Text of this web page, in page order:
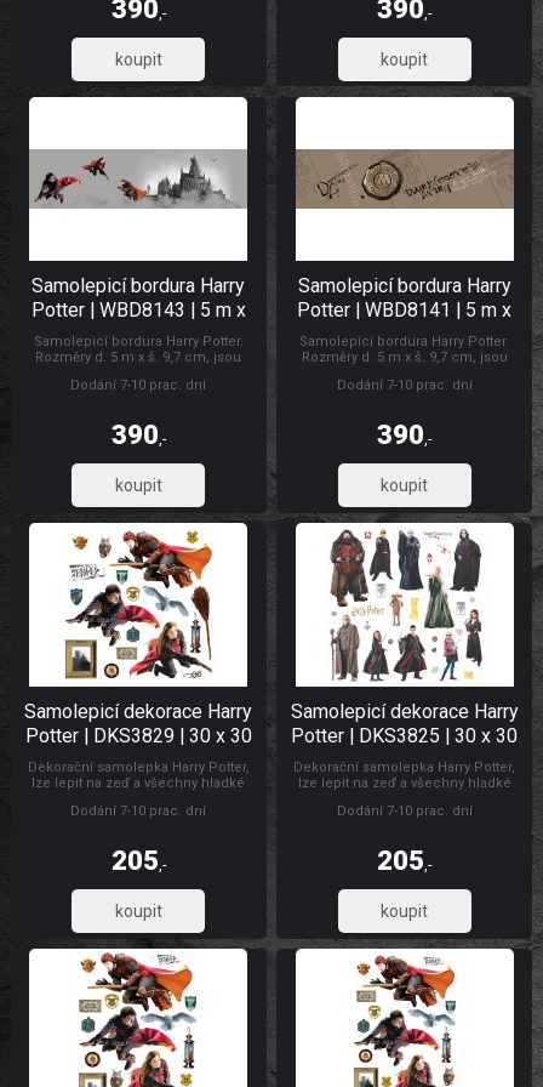
390,-
322,31
390,-
322,31
Samolepicí bordura Harry
Potter | WBD8143 | 5 m x
9,7 cm
Samolepicí bordura Harry Potter.
Rozměry d. 5 m x š. 9,7 cm, jsou
hladkých ploch. Po odstranění
Dodání 7-10 prac. dní
390,-
322,31
Samolepicí bordura Harry
Potter | WBD8141 | 5 m x
9,7 cm
Samolepicí bordura Harry Potter.
Rozměry d. 5 m x š. 9,7 cm, jsou
hladkých ploch. Po odstranění
Dodání 7-10 prac. dní
390,-
322,31
Samolepicí dekorace Harry
Potter | DKS3829 | 30 x 30
cm
Dekorační samolepka Harry Potter,
lze lepit na zeď a všechny hladké
Materiál bez ftalátů. Vyrobeno v ČR.
Dodání 7-10 prac. dní
205,-
169,42
Samolepicí dekorace Harry
Potter | DKS3825 | 30 x 30
cm
Dekorační samolepka Harry Potter,
lze lepit na zeď a všechny hladké
Materiál bez ftalátů. Vyrobeno v ČR.
Dodání 7-10 prac. dní
205,-
169,42